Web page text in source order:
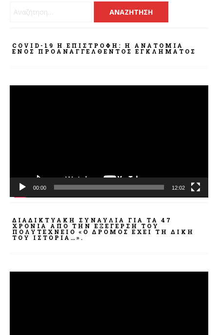
Αναζήτηση για:
COVID-19 Η ΕΠΙΣΤΡΟΦΗ: Η ΑΝΑΤΟΜΊΑ
ΕΝΌΣ ΠΡΟΑΝΑΓΓΕΛΘΈΝΤΟΣ ΕΓΚΛΉΜΑΤΟΣ
00:00 12:02
ΔΙΑΔΙΚΤΥΑΚΉ ΣΥΝΑΥΛΊΑ ΓΙΑ ΤΑ 47
ΧΡΌΝΙΑ ΑΠΌ ΤΗΝ ΕΞΈΓΕΡΣΗ ΤΟΥ
ΠΟΛΥΤΕΧΝΕΊΟ «Ο ΔΡΌΜΟΣ ΈΧΕΙ ΤΗ ΔΙΚΉ
ΤΟΥ ΙΣΤΟΡΊΑ…».